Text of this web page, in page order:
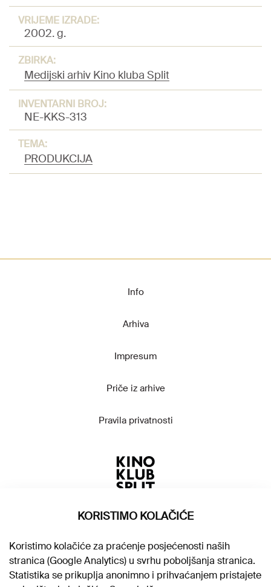
VRIJEME IZRADE:
2002. g.
ZBIRKA:
Medijski arhiv Kino kluba Split
INVENTARNI BROJ:
NE-KKS-313
TEMA:
PRODUKCIJA
Info
Arhiva
Impresum
Priče iz arhive
Pravila privatnosti
KORISTIMO KOLAČIĆE
Koristimo kolačiće za praćenje posjećenosti naših
stranica (Google Analytics) u svrhu poboljšanja stranica.
Statistika se prikuplja anonimno i prihvaćanjem pristajete